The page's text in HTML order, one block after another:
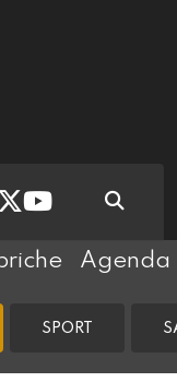
Agenda
SPORT